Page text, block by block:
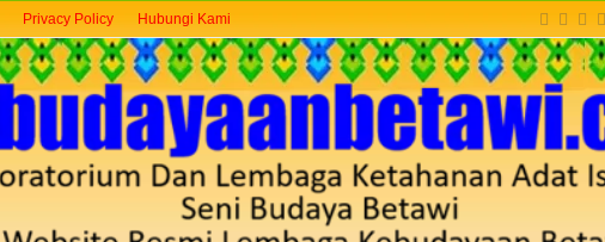
Privacy Policy Hubungi Kami